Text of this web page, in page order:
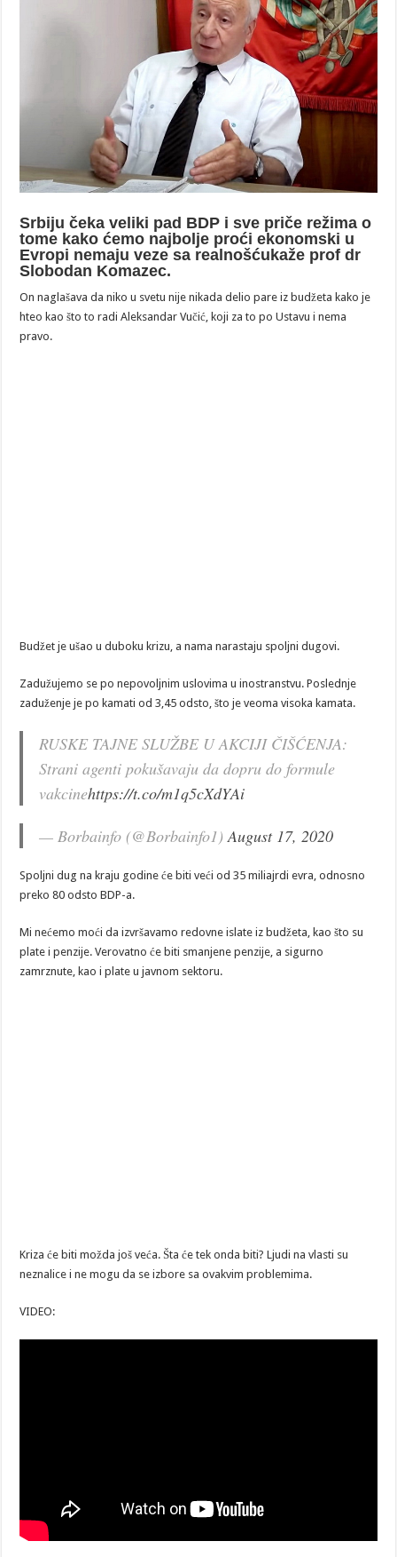
Srbiju čeka veliki pad BDP i sve priče režima o
tome kako ćemo najbolje proći ekonomski u
Evropi nemaju veze sa realnošćukaže prof dr
Slobodan Komazec.
On naglašava da niko u svetu nije nikada delio pare iz budžeta kako je
hteo kao što to radi Aleksandar Vučić, koji za to po Ustavu i nema
pravo.
Budžet je ušao u duboku krizu, a nama narastaju spoljni dugovi.
Zadužujemo se po nepovoljnim uslovima u inostranstvu. Poslednje
zaduženje je po kamati od 3,45 odsto, što je veoma visoka kamata.
RUSKE TAJNE SLUŽBE U AKCIJI ČIŠĆENJA:
Strani agenti pokušavaju da dopru do formule
vakcinehttps://t.co/m1q5cXdYAi
— Borbainfo (@Borbainfo1)August 17, 2020
Spoljni dug na kraju godine će biti veći od 35 miliajrdi evra, odnosno
preko 80 odsto BDP-a.
Mi nećemo moći da izvršavamo redovne islate iz budžeta, kao što su
plate i penzije. Verovatno će biti smanjene penzije, a sigurno
zamrznute, kao i plate u javnom sektoru.
Kriza će biti možda još veća. Šta će tek onda biti? Ljudi na vlasti su
neznalice i ne mogu da se izbore sa ovakvim problemima.
VIDEO: